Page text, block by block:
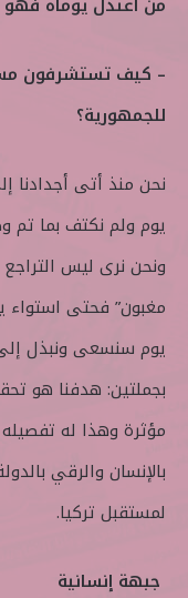
– كيف تستشرفون
للجمهورية؟
نحن منذ أتى
يوم ولم نكتف بما
ونحن نرى ليس
مغبون” فحتى
يوم سنسعى ونبذل
بجملتين: هدفنا هو
مؤثرة وهذا له
بالإنسان والرقي
لمستقبل تركيا.
جبهة إنسانية